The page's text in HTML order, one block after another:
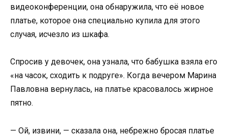
видеоконференции, она обнаружила, что её новое
платье, которое она специально купила для этого
случая, исчезло из шкафа.
Спросив у девочек, она узнала, что бабушка взяла его
«на часок, сходить к подруге». Когда вечером Марина
Павловна вернулась, на платье красовалось жирное
пятно.
— Ой, извини, — сказала она, небрежно бросая платье